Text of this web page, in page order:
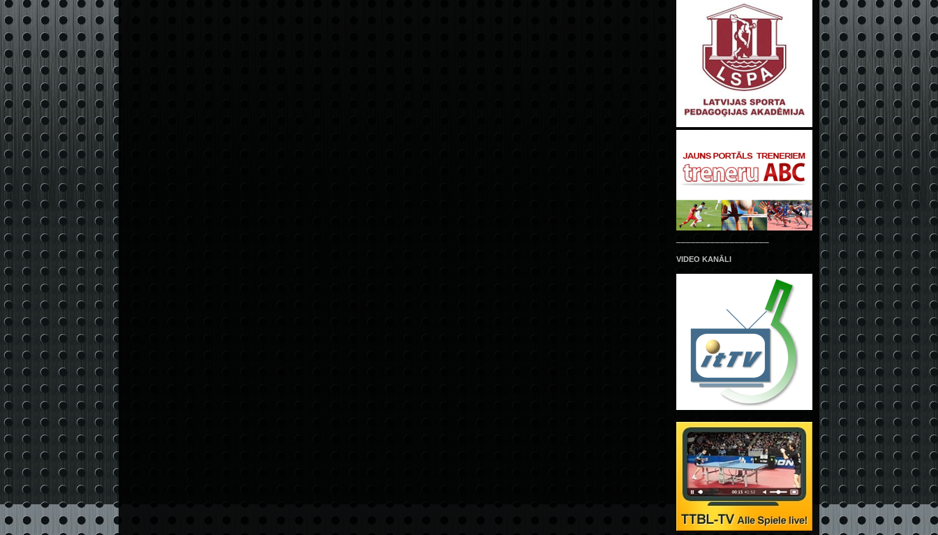
VIDEO KANĀLI